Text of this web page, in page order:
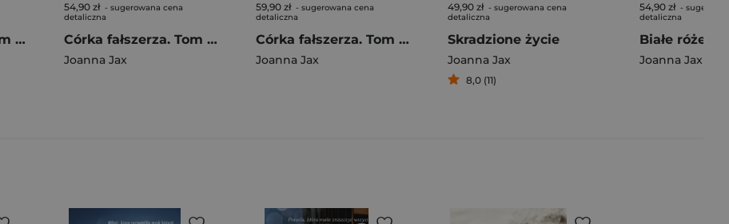
Córka fałszerza. Tom 3 (większe litery)
54,90 zł - sugerowana cena
detaliczna
Córka fałszerza. Tom 2 (większe litery)
Joanna Jax
59,90 zł - sugerowana cena
detaliczna
Córka fałszerza. Tom 1 (większe litery)
Joanna Jax
49,90 zł - sugerowana cena
detaliczna
Skradzione życie
Joanna Jax
8,0 (11)
54,90 zł -
detaliczna
Joanna Jax